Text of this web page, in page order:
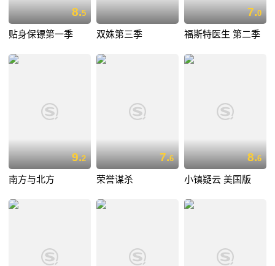
8.5
贴身保镖第一季 双姝第三季
7.0
福斯特医生 第二季
9.2
南方与北方
7.6
荣誉谋杀
8.6
小镇疑云 美国版